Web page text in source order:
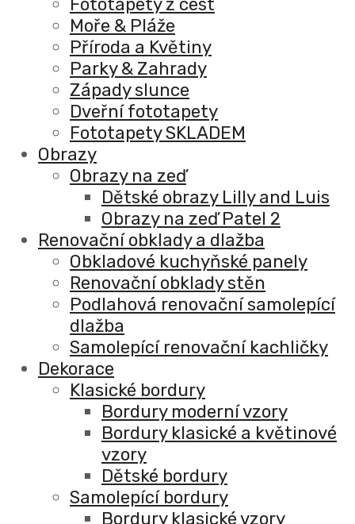
Moře & Pláže
Příroda a Květiny
Parky & Zahrady
Západy slunce
Dveřní fototapety
Fototapety SKLADEM
Obrazy
Obrazy na zeď
Dětské obrazy Lilly and Luis
Obrazy na zeď Patel 2
Renovační obklady a dlažba
Obkladové kuchyňské panely
Renovační obklady stěn
Podlahová renovační samolepící
dlažba
Samolepící renovační kachličky
Dekorace
Klasické bordury
Bordury moderní vzory
Bordury klasické a květinové
vzory
Dětské bordury
Samolepící bordury
Bordury klasické vzory